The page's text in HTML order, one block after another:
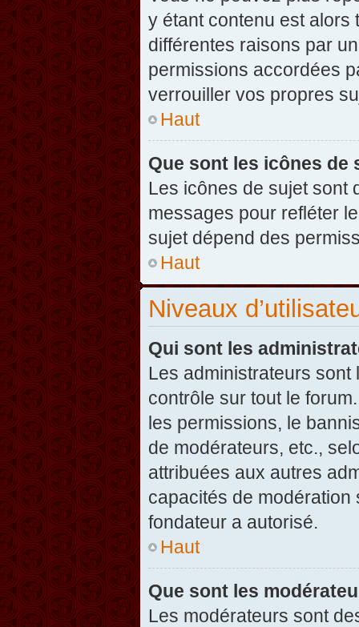
y étant contenu est alors
différentes raisons par
permissions accordées
verrouiller vos propres
Haut
Que sont les icônes de
Les icônes de sujet sont
messages pour refléter
sujet dépend des
Haut
Niveaux
Qui sont les
Les administrateurs
contrôle sur tout le
les permissions, le
de modérateurs, etc.,
attribuées aux autres
capacités de modération
fondateur a autorisé.
Haut
Que sont les
Les modérateurs sont